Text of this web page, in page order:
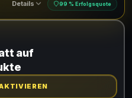
Details 99 % Erfolgsquote
auf